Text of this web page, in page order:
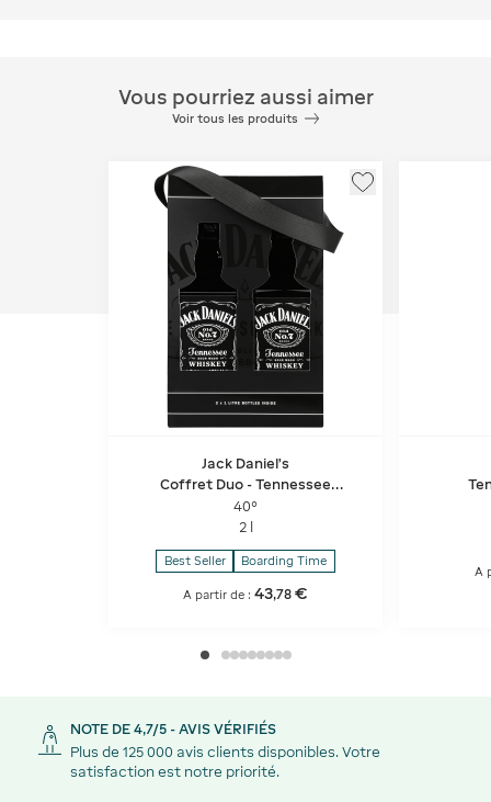
Vous pourriez aussi aimer
Voir tous les produits
Jack Daniel's
Coffret Duo - Tennessee
Whiskey
40°
2 l
Best Seller Boarding Time
A partir de :43,78 €
A
NOTE DE 4,7/5 - AVIS VÉRIFIÉS
Plus de 125 000 avis clients disponibles. Votre
satisfaction est notre priorité.